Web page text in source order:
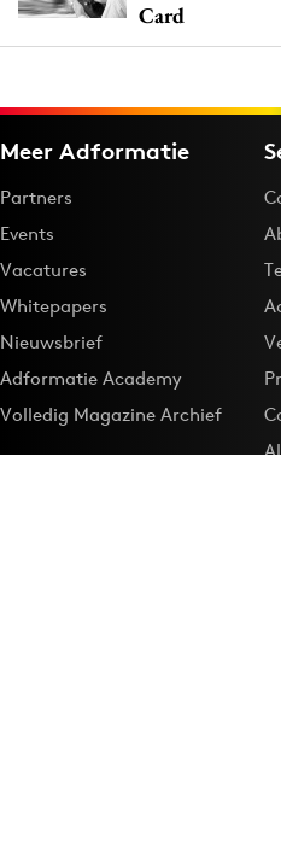
Card
Meer Adformatie
Partners
Events
Vacatures
Whitepapers
Nieuwsbrief
Adformatie Academy
Volledig Magazine Archief